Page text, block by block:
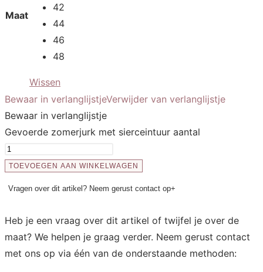
Maat
42
44
46
48
Wissen
Bewaar in verlanglijstjeVerwijder van verlanglijstje
Bewaar in verlanglijstje
Gevoerde zomerjurk met sierceintuur aantal
TOEVOEGEN AAN WINKELWAGEN
Vragen over dit artikel? Neem gerust contact op+
Heb je een vraag over dit artikel of twijfel je over de
maat? We helpen je graag verder. Neem gerust contact
met ons op via één van de onderstaande methoden: